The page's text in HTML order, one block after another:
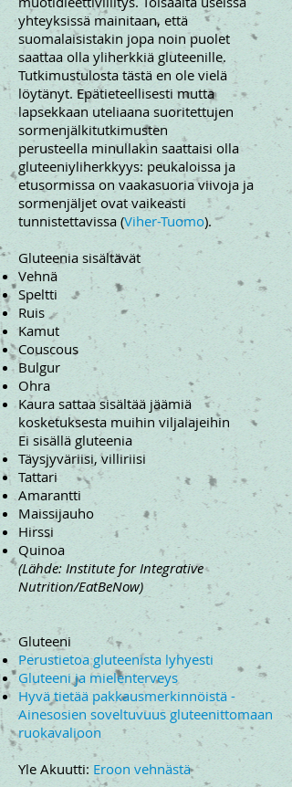
yhteyksissä mainitaan, että
suomalaisistakin jopa noin puolet
saattaa olla yliherkkiä gluteenille.
Tutkimustulosta tästä en ole vielä
löytänyt. Epätieteellisesti mutta
lapsekkaan uteliaana suoritettujen
sormenjälkitutkimusten
perusteella minullakin saattaisi olla
gluteeniyliherkkyys: peukaloissa ja
etusormissa on vaakasuoria viivoja ja
sormenjäljet ovat vaikeasti
tunnistettavissa (Viher-Tuomo).
Gluteenia sisältävät
Vehnä
Speltti
Ruis
Kamut
Couscous
Bulgur
Ohra
Kaura sattaa sisältää jäämiä
kosketuksesta muihin viljalajeihin
Ei sisällä gluteenia
Täysjyväriisi, villiriisi
Tattari
Amarantti
Maissijauho
Hirssi
Quinoa
(Lähde: Institute for Integrative
Nutrition/EatBeNow)
Gluteeni
Perustietoa gluteenista lyhyesti
Gluteeni ja mielenterveys
Hyvä tietää pakkausmerkinnöistä -
Ainesosien soveltuvuus gluteenittomaan
ruokavalioon
Yle Akuutti: Eroon vehnästä